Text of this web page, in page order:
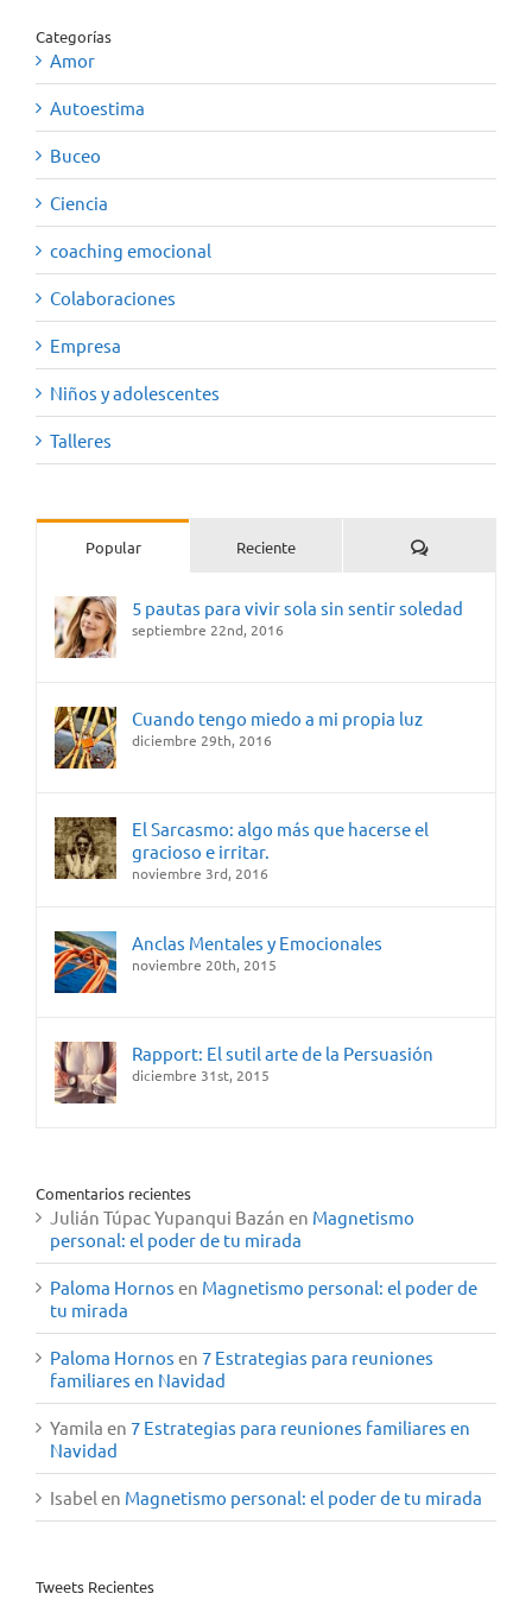
Categorías
Amor
Autoestima
Buceo
Ciencia
coaching emocional
Colaboraciones
Empresa
Niños y adolescentes
Talleres
Popular Reciente Comentarios
5 pautas para vivir sola sin sentir soledad
septiembre 22nd, 2016
Cuando tengo miedo a mi propia luz
diciembre 29th, 2016
El Sarcasmo: algo más que hacerse el
gracioso e irritar.
noviembre 3rd, 2016
Anclas Mentales y Emocionales
noviembre 20th, 2015
Rapport: El sutil arte de la Persuasión
diciembre 31st, 2015
Comentarios recientes
Julián Túpac Yupanqui Bazán en Magnetismo
personal: el poder de tu mirada
Paloma Hornos en Magnetismo personal: el poder de
tu mirada
Paloma Hornos en 7 Estrategias para reuniones
familiares en Navidad
Yamila en 7 Estrategias para reuniones familiares en
Navidad
Isabel en Magnetismo personal: el poder de tu mirada
Tweets Recientes